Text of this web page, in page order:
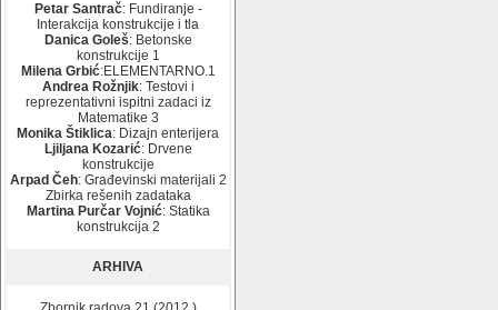
Petar Santrač: Fundiranje -
Interakcija konstrukcije i tla
Danica Goleš: Betonske
konstrukcije 1
Milena Grbić:ELEMENTARNO.1
Andrea Rožnjik: Testovi i
reprezentativni ispitni zadaci iz
Matematike 3
Monika Štiklica: Dizajn enterijera
Ljiljana Kozarić: Drvene
konstrukcije
Arpad Čeh: Građevinski materijali 2
Zbirka rešenih zadataka
Martina Purčar Vojnić: Statika
konstrukcija 2
ARHIVA